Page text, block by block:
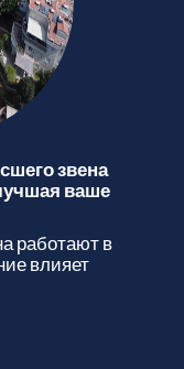
звена
ваше
работают в
влияет...